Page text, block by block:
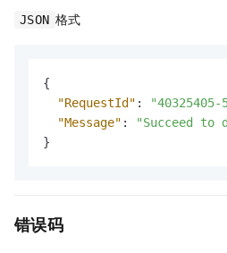
JSON 格式
{
"RequestId" : "40325405-
"Message" :
"Succeed
}
错误码